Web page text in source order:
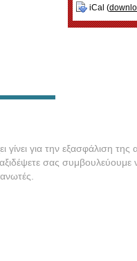
iCal (
για την εξασφάλιση της
σας συμβουλεύουμε